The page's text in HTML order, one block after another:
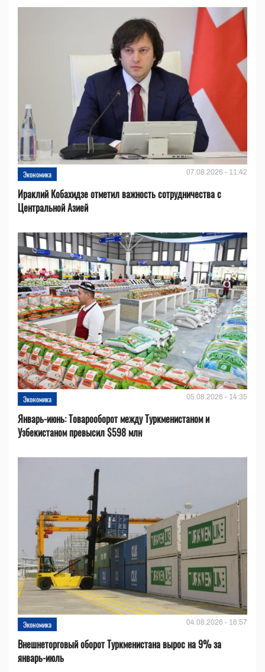
Экономика 07.08.2026 - 11:42
Ираклий Кобахидзе отметил важность сотрудничества с
Центральной Азией
Экономика 05.08.2026 - 14:35
Январь-июнь: Товарооборот между Туркменистаном и
Узбекистаном превысил $598 млн
Экономика 04.08.2026 - 16:57
Внешнеторговый оборот Туркменистана вырос на 9% за
январь-июль